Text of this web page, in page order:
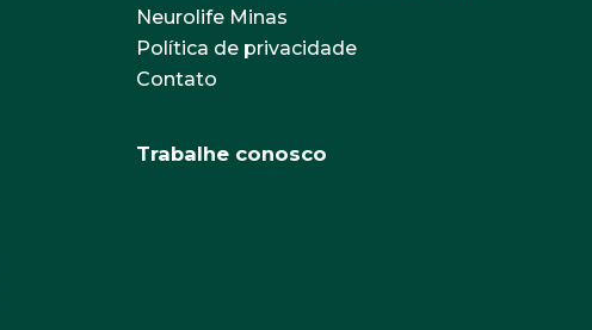
Neurolife Minas
Política de privacidade
Contato
Trabalhe conosco